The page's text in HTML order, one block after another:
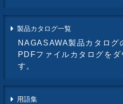
製品カタログ一覧
NAGASAWA製品カタログ
PDFファイルカタログをダ
す。
用語集